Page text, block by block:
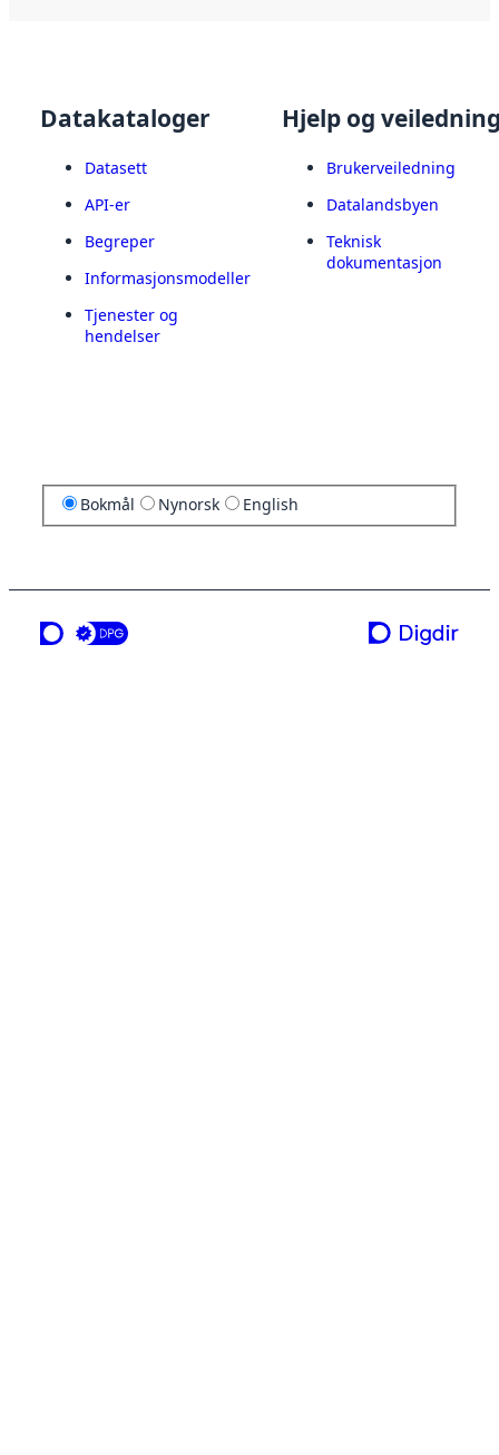
Datakataloger
Datasett
API-er
Begreper
Informasjonsmodeller
Tjenester og
hendelser
Hjelp og
Brukerveiledning
Datalandsbyen
Teknisk
dokumentasjon
Bokmål Nynorsk English